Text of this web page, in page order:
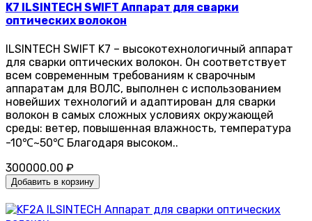
K7 ILSINTECH SWIFT Аппарат для сварки
оптических волокон
ILSINTECH SWIFT K7 – высокотехнологичный аппарат
для сварки оптических волокон. Он соответствует
всем современным требованиям к сварочным
аппаратам для ВОЛС, выполнен с использованием
новейших технологий и адаптирован для сварки
волокон в самых сложных условиях окружающей
среды: ветер, повышенная влажность, температура
-10℃~50℃ Благодаря высоком..
300000.00 ₽
Добавить в корзину